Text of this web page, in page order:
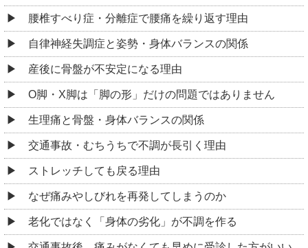
腰椎すべり症・分離症で腰痛を繰り返す理由
自律神経失調症と姿勢・身体バランスの関係
産後に骨盤が不安定になる理由
O脚・X脚は「脚の形」だけの問題ではありません
生理痛と骨盤・身体バランスの関係
交通事故・むちうちで不調が長引く理由
ストレッチしても戻る理由
なぜ痛みやしびれを再発してしまうのか
老化ではなく「身体の劣化」が不調を作る